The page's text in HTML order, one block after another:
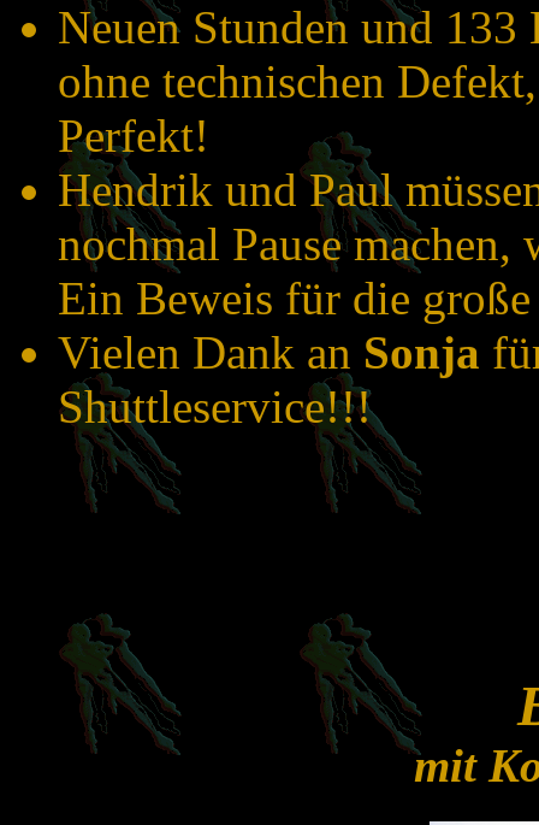
Neuen Stunden und
ohne technischen
Perfekt!
Hendrik und Paul
nochmal Pause
Ein Beweis für die große
Vielen Dank an Sonja
Shuttleservice!!!
mit